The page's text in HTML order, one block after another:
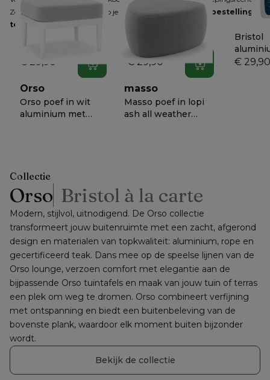
Zodra je dit hebt gemeld, heb je
14 dagen de tijd om je bestelling
terug te sturen
reiniger
In winkelwagen
€ 29,90
textilene reiniger
In winkelwagen
€ 29,90
Bristol
€ 29,90
Orso
Orso poef in wit
aluminium met
masso
Masso poef in lopi
ash all weather
Collectie
Orso Bristol à la carte
Modern, stijlvol, uitnodigend. De Orso collectie
transformeert jouw buitenruimte met een zacht, afgerond
design en materialen van topkwaliteit: aluminium, rope en
gecertificeerd teak. Dans mee op de speelse lijnen van de
Orso lounge, verzoen comfort met elegantie aan de
bijpassende Orso tuintafels en maak van jouw tuin of terras
een plek om weg te dromen. Orso combineert verfijning
met ontspanning en biedt een buitenbeleving van de
bovenste plank, waardoor elk moment buiten bijzonder
wordt.
Bekijk de collectie